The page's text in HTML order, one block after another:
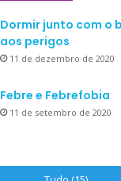
Dormir junto com o
aos perigos
11 de dezembro de 2020
Febre e Febrefobia
11 de setembro de 2020